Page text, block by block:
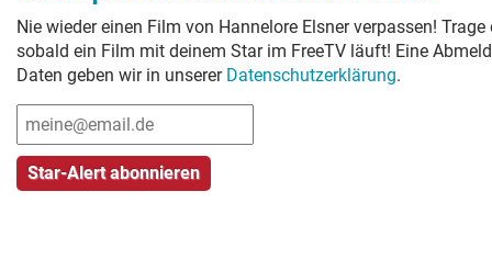
Nie wieder einen Film von Hannelore Elsnerverpassen! Trage
sobald ein Film mit deinem Star im FreeTV läuft! Eine
Daten geben wir in unserer Datenschutzerklärung.